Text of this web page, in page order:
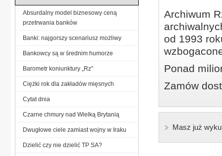
Archiwum
od 1993
Ponad
Zamów
Masz już
Absurdalny model biznesowy ceną
przetrwania banków
Banki: najgorszy scenariusz możliwy
Bankowcy są w średnim humorze
Barometr koniunktury „Rz”
Ciężki rok dla zakładów mięsnych
Cytat dnia
Czarne chmury nad Wielką Brytanią
Dwugłowe ciele zamiast wojny w Iraku
Dzielić czy nie dzielić TP SA?